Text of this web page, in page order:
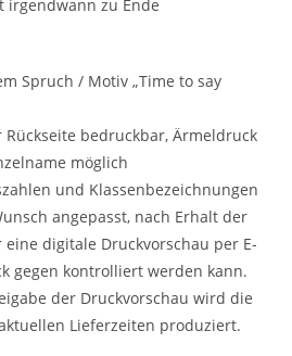
irgendwann zu Ende
Spruch / Motiv „Time to say
bedruckbar, Ärmeldruck
möglich
und Klassenbezeichnungen
angepasst, nach Erhalt der
digitale Druckvorschau per E-
gegen kontrolliert werden kann.
der Druckvorschau wird die
Lieferzeiten produziert.